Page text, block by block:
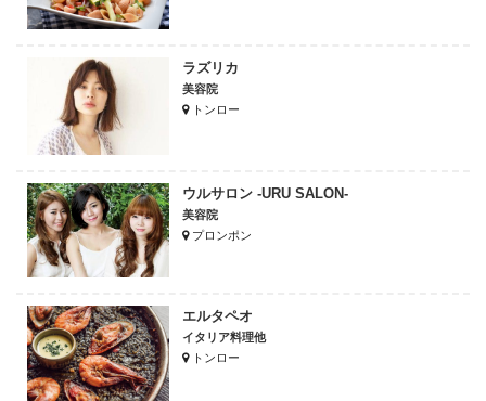
ラズリカ
美容院
トンロー
ウルサロン -URU SALON-
美容院
プロンポン
エルタペオ
イタリア料理他
トンロー